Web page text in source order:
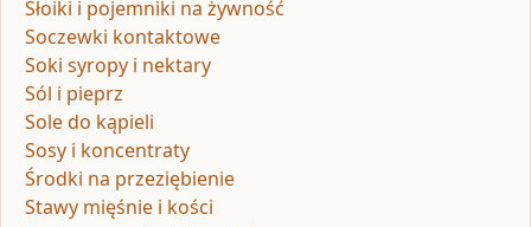
Słoiki i pojemniki na żywność
Soczewki kontaktowe
Soki syropy i nektary
Sól i pieprz
Sole do kąpieli
Sosy i koncentraty
Środki na przeziębienie
Stawy mięśnie i kości